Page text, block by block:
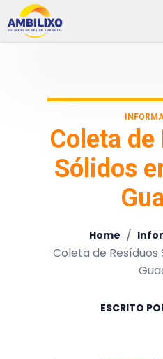
Coleta de
Sólidos
Home /
Coleta de Resíduos
ESCRITO